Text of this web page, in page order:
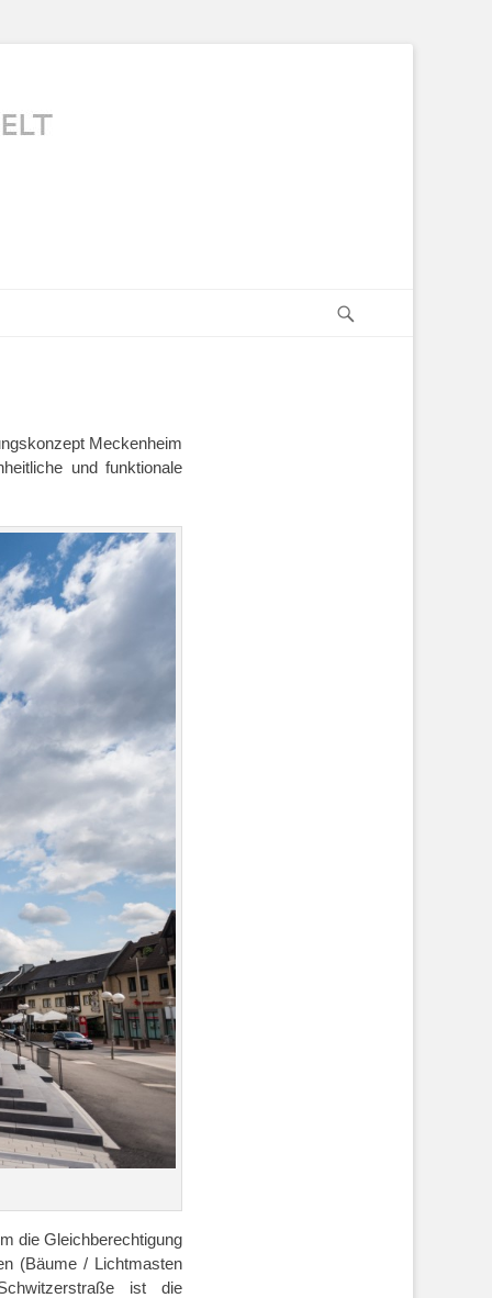
Meckenheim
und funktionale
die Gleichberechtigung
(Bäume / Lichtmasten
ist die